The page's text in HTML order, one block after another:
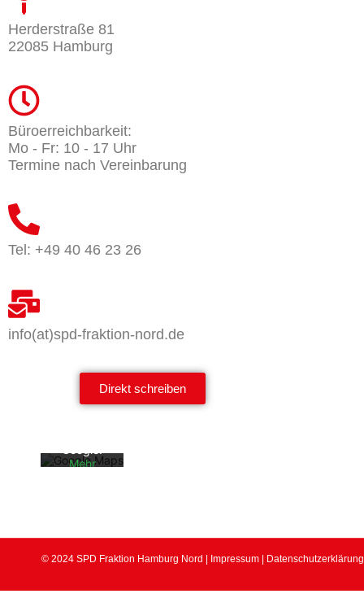
Herderstraße 81
22085 Hamburg
Büroerreichbarkeit:
Mo - Fr: 10 - 17 Uhr
Termine nach Vereinbarung
Tel: +49 40 46 23 26
info(at)spd-fraktion-nord.de
Direkt schreiben
Mit dem
Karte
n Sie die
Datenschu
Mehr
Google
© 2024 SPD Fraktion Hamburg Nord | Impressum Datenschutzerklärung